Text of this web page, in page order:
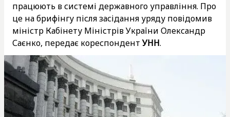
працюють в системі державного управління. Про
це на брифінгу після засідання уряду повідомив
міністр Кабінету Міністрів України Олександр
Саєнко, передає кореспондентУНН.